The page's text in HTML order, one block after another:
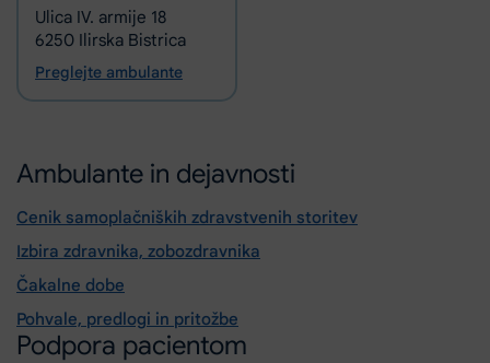
Ulica IV. armije 18
6250 Ilirska Bistrica
Preglejte ambulante
Ambulante in dejavnosti
Cenik samoplačniških zdravstvenih storitev
Izbira zdravnika, zobozdravnika
Čakalne dobe
Pohvale, predlogi in pritožbe
Podpora pacientom